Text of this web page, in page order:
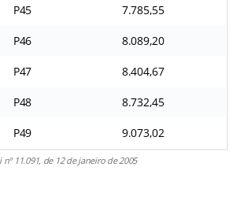
P45 7.785,55
P46 8.089,20
P47 8.404,67
P48 8.732,45
P49 9.073,02
nº 11.091, de 12 de janeiro de 2005